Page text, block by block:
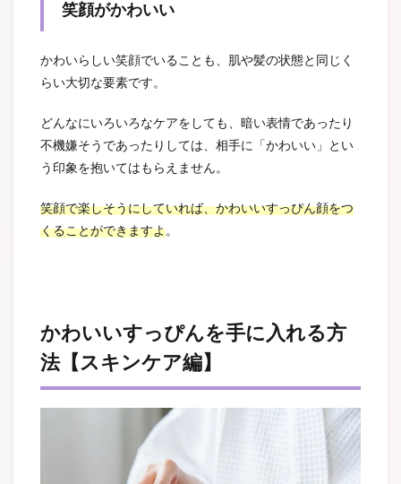
笑顔がかわいい
かわいらしい笑顔でいることも、肌や髪の状態と同じく
らい大切な要素です。
どんなにいろいろなケアをしても、暗い表情であったり
不機嫌そうであったりしては、相手に「かわいい」とい
う印象を抱いてはもらえません。
笑顔で楽しそうにしていれば、かわいいすっぴん顔をつ
くることができますよ。
かわいいすっぴんを手に入れる方
法【スキンケア編】